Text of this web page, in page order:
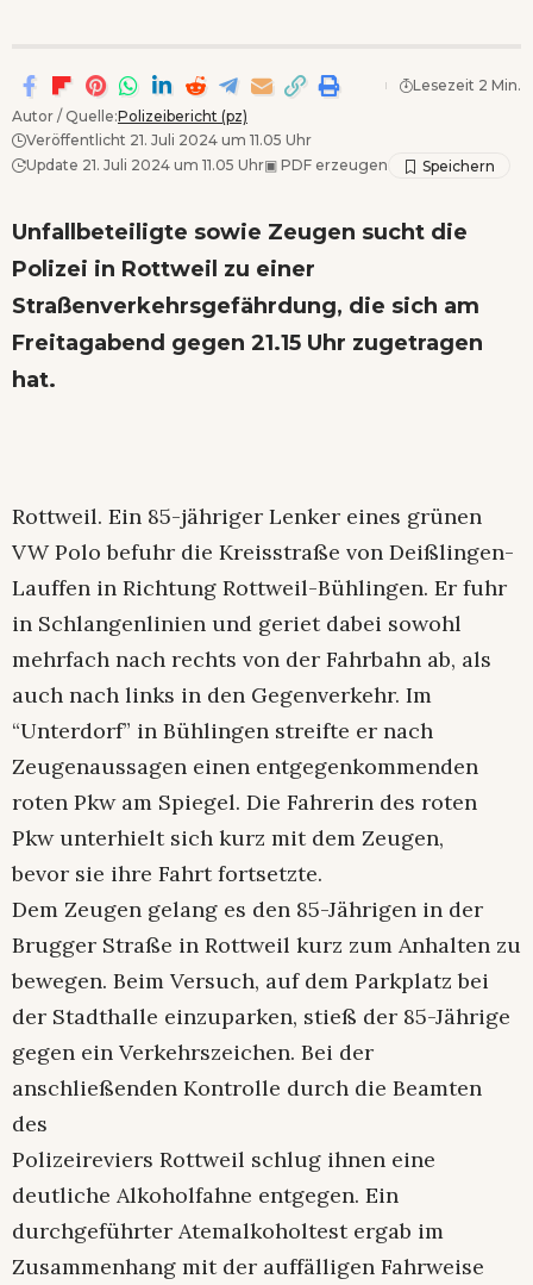
Autor / Quelle:Polizeibericht (pz)
Veröffentlicht 21. Juli 2024 um 11.05 Uhr
Update 21. Juli 2024 um 11.05 Uhr▣ PDF erzeugen
Lesezeit 2 Min.
Unfallbeteiligte sowie Zeugen sucht die
Polizei in Rottweil zu einer
Straßenverkehrsgefährdung, die sich am
Freitagabend gegen 21.15 Uhr zugetragen
hat.
Rottweil. Ein 85-jähriger Lenker eines grünen
VW Polo befuhr die Kreisstraße von Deißlingen-
Lauffen in Richtung Rottweil-Bühlingen. Er fuhr
in Schlangenlinien und geriet dabei sowohl
mehrfach nach rechts von der Fahrbahn ab, als
auch nach links in den Gegenverkehr. Im
“Unterdorf” in Bühlingen streifte er nach
Zeugenaussagen einen entgegenkommenden
roten Pkw am Spiegel. Die Fahrerin des roten
Pkw unterhielt sich kurz mit dem Zeugen,
bevor sie ihre Fahrt fortsetzte.
Dem Zeugen gelang es den 85-Jährigen in der
Brugger Straße in Rottweil kurz zum Anhalten zu
bewegen. Beim Versuch, auf dem Parkplatz bei
der Stadthalle einzuparken, stieß der 85-Jährige
gegen ein Verkehrszeichen. Bei der
anschließenden Kontrolle durch die Beamten
des
Polizeireviers Rottweil schlug ihnen eine
deutliche Alkoholfahne entgegen. Ein
durchgeführter Atemalkoholtest ergab im
Zusammenhang mit der auffälligen Fahrweise